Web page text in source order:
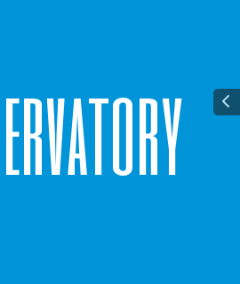
ervatory